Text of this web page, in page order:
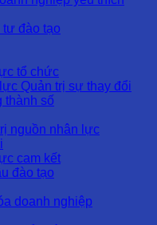
tư đào tạo
tổ chức
Quản trị sự thay đổi
thành số
nguồn nhân lực
cam kết
đào tạo
doanh nghiệp